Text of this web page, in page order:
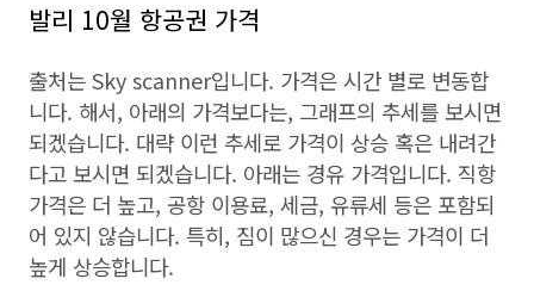
발리 10월 항공권 가격
출처는 Sky scanner입니다. 가격은 시간 별로 변동합
니다. 해서, 아래의 가격보다는, 그래프의 추세를 보시면
되겠습니다. 대략 이런 추세로 가격이 상승 혹은 내려간
다고 보시면 되겠습니다. 아래는 경유 가격입니다. 직항
가격은 더 높고, 공항 이용료, 세금, 유류세 등은 포함되
어 있지 않습니다. 특히, 짐이 많으신 경우는 가격이 더
높게 상승합니다.